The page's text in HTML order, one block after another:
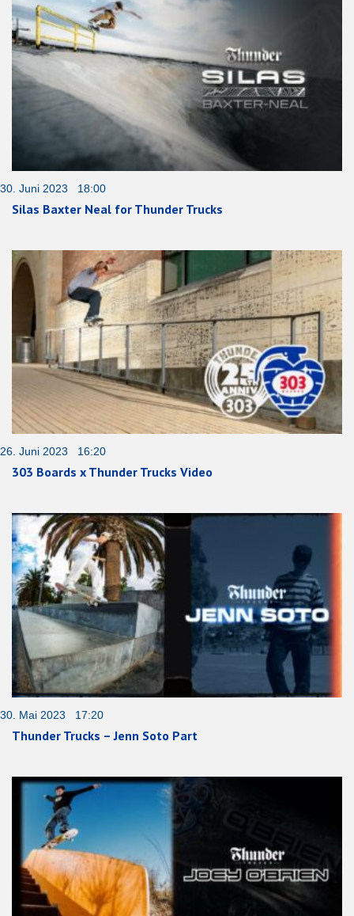
30. Juni 2023 18:00
Silas Baxter Neal for Thunder Trucks
26. Juni 2023 16:20
303 Boards x Thunder Trucks Video
30. Mai 2023 17:20
Thunder Trucks – Jenn Soto Part